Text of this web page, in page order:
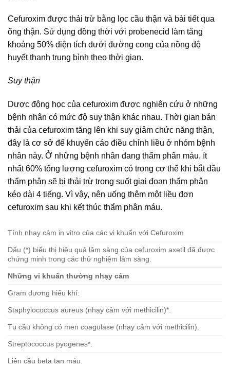
Cefuroxim được thải trừ bằng lọc cầu thận và bài tiết qua
ống thận. Sử dụng đồng thời với probenecid làm tăng
khoảng 50% diện tích dưới đường cong của nồng độ
huyết thanh trung bình theo thời gian.
Suy thận
Dược động học của cefuroxim được nghiên cứu ở những
bệnh nhân có mức độ suy thận khác nhau. Thời gian bán
thải của cefuroxim tăng lên khi suy giảm chức năng thận,
đây là cơ sở để khuyến cáo điều chỉnh liều ở nhóm bệnh
nhân này. Ở những bệnh nhân đang thẩm phân máu, ít
nhất 60% tổng lượng cefuroxim có trong cơ thể khi bắt đầu
thẩm phân sẽ bị thải trừ trong suốt giai đoạn thẩm phân
kéo dài 4 tiếng. Vì vậy, nên uống thêm một liều đơn
cefuroxim sau khi kết thúc thẩm phân máu.
Tính nhạy cảm in vitro của các vi khuẩn với Cefuroxim
Dấu (*) biểu thị hiệu quả lâm sàng của cefuroxim axetil đã được
chứng minh trong các thử nghiệm lâm sàng.
Những vi khuẩn thường nhạy cảm
Gram dương hiếu khí:
Staphylococcus aureus (nhạy cảm với methicilin)*.
Tụ cầu không có men coagulase (nhạy cảm với methicilin).
Streptococcus pyogenes*.
Liên cầu beta tan máu.